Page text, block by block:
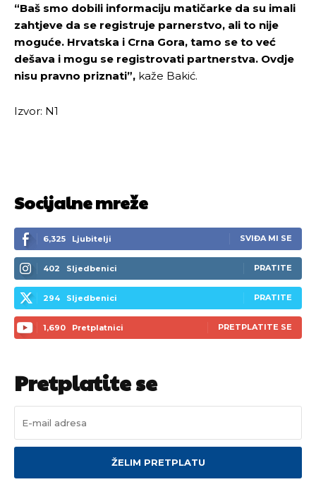
“Baš smo dobili informaciju matičarke da su imali
zahtjeve da se registruje parnerstvo, ali to nije
moguće. Hrvatska i Crna Gora, tamo se to već
dešava i mogu se registrovati partnerstva. Ovdje
nisu pravno priznati”, kaže Bakić.
Izvor: N1
Socijalne mreže
6,325 Ljubitelji SVIĐA MI SE
402 Sljedbenici PRATITE
294 Sljedbenici PRATITE
1,690 Pretplatnici PRETPLATITE SE
Pretplatite se
ŽELIM PRETPLATU